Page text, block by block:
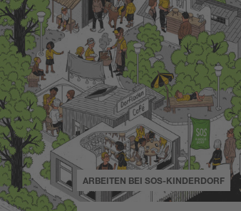
ARBEITEN BEI SOS-KINDERDORF